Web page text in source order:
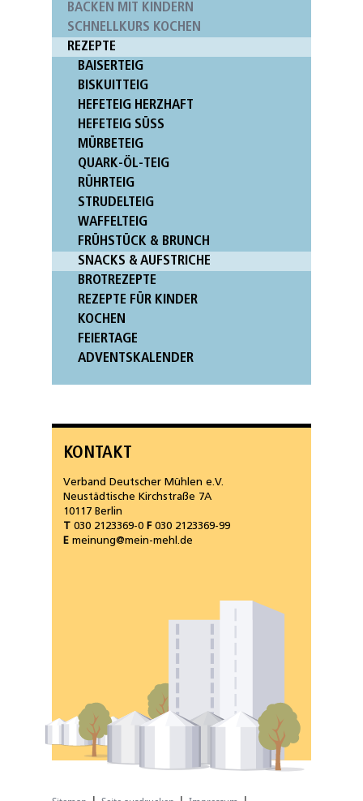
BACKEN MIT KINDERN
SCHNELLKURS KOCHEN
REZEPTE
BAISERTEIG
BISKUITTEIG
HEFETEIG HERZHAFT
HEFETEIG SÜSS
MÜRBETEIG
QUARK-ÖL-TEIG
RÜHRTEIG
STRUDELTEIG
WAFFELTEIG
FRÜHSTÜCK & BRUNCH
SNACKS & AUFSTRICHE
BROTREZEPTE
REZEPTE FÜR KINDER
KOCHEN
FEIERTAGE
ADVENTSKALENDER
KONTAKT
Verband Deutscher Mühlen e.V.
Neustädtische Kirchstraße 7A
10117 Berlin
T 030 2123369-0 F030 2123369-99
E meinung@mein-mehl.de